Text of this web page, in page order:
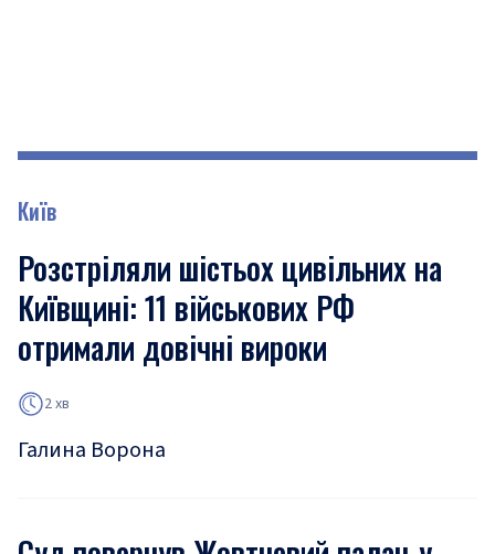
Київ
Розстріляли шістьох цивільних на
Київщині: 11 військових РФ
отримали довічні вироки
2 хв
Галина Ворона